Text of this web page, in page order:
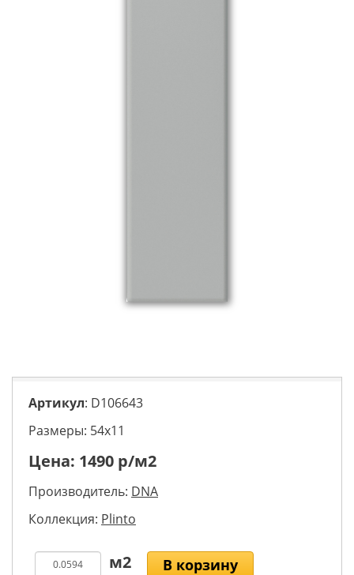
Артикул: D106643
Размеры: 54х11
Цена: 1490 р/м2
Производитель: DNA
Коллекция: Plinto
В корзину